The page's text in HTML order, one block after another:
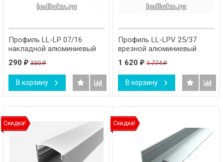
Профиль LL-LP 07/16
накладной алюминиевый
290 ₽ 330₽
В корзину
Профиль LL-LPV 25/37
врезной алюминиевый
1 620 ₽ 1 774₽
В корзину
Скидка! Скидка!